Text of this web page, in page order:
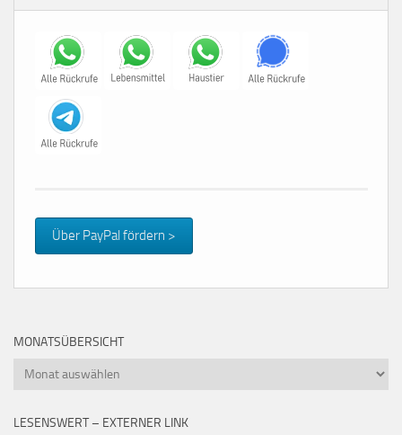
Über PayPal fördern >
MONATSÜBERSICHT
Monatsübersicht
LESENSWERT – EXTERNER LINK